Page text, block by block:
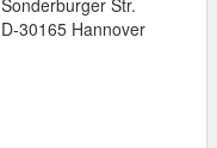
D-30165Hannover